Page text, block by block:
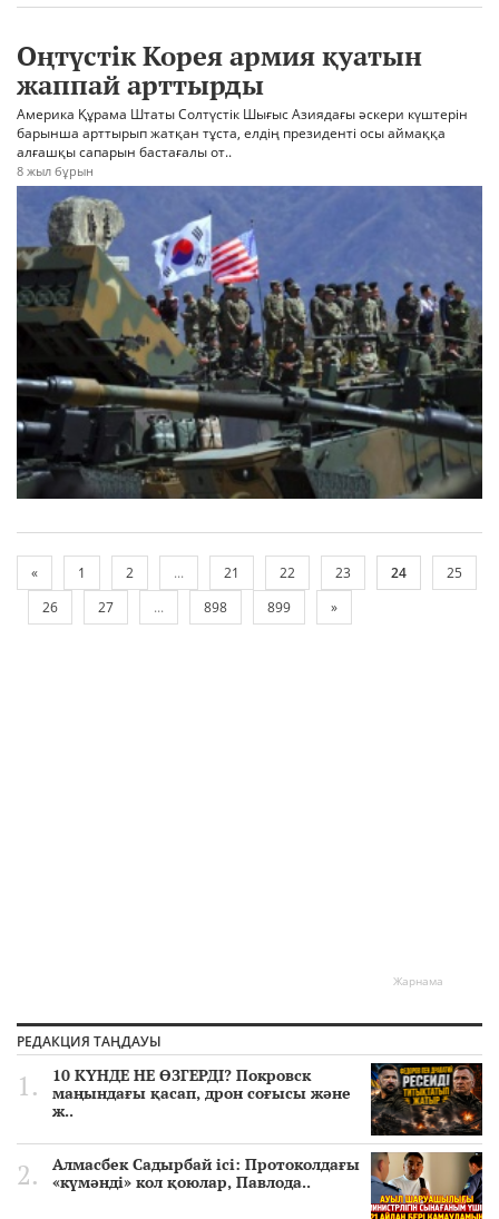
Оңтүстік Корея армия қуатын
жаппай арттырды
Америка Құрама Штаты Солтүстік Шығыс Азиядағы әскери күштерін
барынша арттырып жатқан тұста, елдің президенті осы аймаққа
алғашқы сапарын бастағалы от..
8 жыл бұрын
« 1 2 ... 21 22 23 24
25
26
27 ... 898 899 »
Жарнама
РЕДАКЦИЯ ТАҢДАУЫ
10 КҮНДЕ НЕ ӨЗГЕРДІ? Покровск
маңындағы қасап, дрон соғысы және
ж..
Алмасбек Садырбай ісі: Протоколдағы
«күмәнді» кол қоюлар, Павлода..